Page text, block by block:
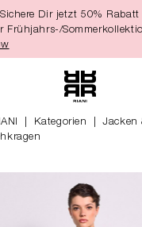
Sichere Dir jetzt 50% Rabatt
Frühjahrs-/
Kategorien
Jacken